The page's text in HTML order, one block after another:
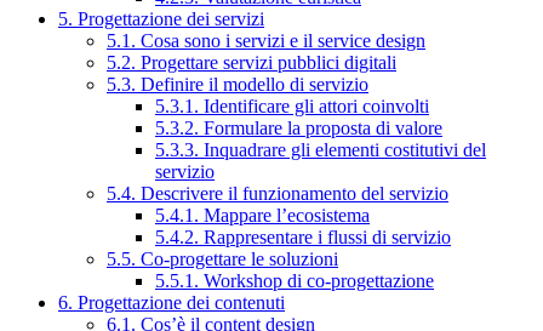
5. Progettazione dei servizi
5.1. Cosa sono i servizi e il service design
5.2. Progettare servizi pubblici digitali
5.3. Definire il modello di servizio
5.3.1. Identificare gli attori coinvolti
5.3.2. Formulare la proposta di valore
5.3.3. Inquadrare gli elementi costitutivi del
servizio
5.4. Descrivere il funzionamento del servizio
5.4.1. Mappare l’ecosistema
5.4.2. Rappresentare i flussi di servizio
5.5. Co-progettare le soluzioni
5.5.1. Workshop di co-progettazione
6. Progettazione dei contenuti
6.1. Cos’è il content design